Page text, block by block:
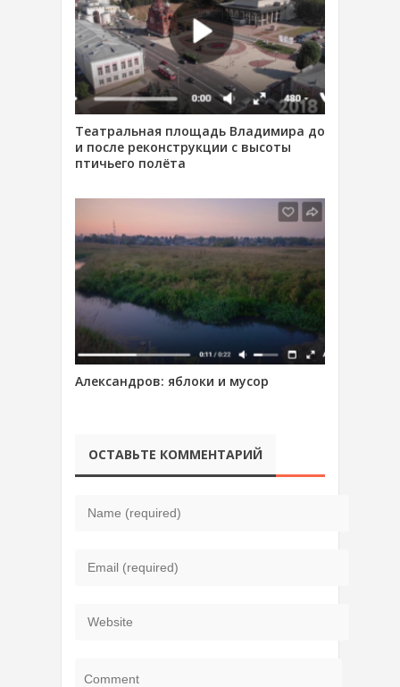
Театральная площадь Владимира до
и после реконструкции с высоты
птичьего полёта
Александров: яблоки и мусор
ОСТАВЬТЕ КОММЕНТАРИЙ